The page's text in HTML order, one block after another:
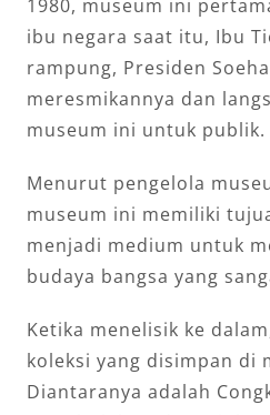
1980, museum ini
ibu negara saat itu, Ibu
rampung, Presiden
meresmikannya dan
museum ini untuk publik.
Menurut pengelola
museum ini memiliki
menjadi medium untuk
budaya bangsa yang
Ketika menelisik ke
koleksi yang disimpan di
Diantaranya adalah